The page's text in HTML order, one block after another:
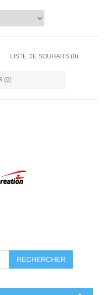
LISTE DE SOUHAITS (0)
(0)
RECHERCHER